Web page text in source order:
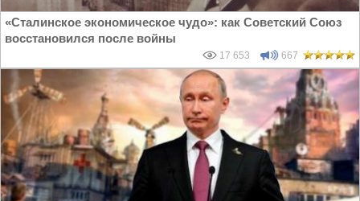
«Cталинское экономическое чудо»: как Советский Союз
восстановился после войны
17 653 667